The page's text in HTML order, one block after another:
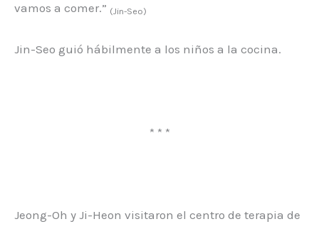
vamos a comer.” (Jin-Seo)
Jin-Seo guió hábilmente a los niños a la cocina.
* * *
Jeong-Oh y Ji-Heon visitaron el centro de terapia de